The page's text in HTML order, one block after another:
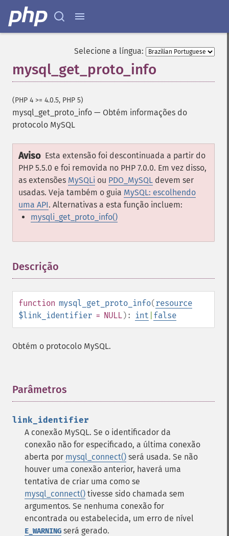
Selecione a língua:
mysql_get_proto_info
(PHP 4 >= 4.0.5, PHP 5)
mysql_get_proto_info — Obtém informações do
protocolo MySQL
Aviso Esta extensão foi descontinuada a partir do
PHP 5.5.0 e foi removida no PHP 7.0.0. Em vez disso,
as extensões MySQLi ou PDO_MySQL devem ser
usadas. Veja também o guia MySQL: escolhendo
uma API. Alternativas a esta função incluem:
mysqli_get_proto_info()
Descrição
function mysql_get_proto_info(resource
$link_identifier = NULL): int false
Obtém o protocolo MySQL.
Parâmetros
link_identifier
A conexão MySQL. Se o identificador da
conexão não for especificado, a última conexão
aberta por mysql_connect() será usada. Se não
houver uma conexão anterior, haverá uma
tentativa de criar uma como se
mysql_connect() tivesse sido chamada sem
argumentos. Se nenhuma conexão for
encontrada ou estabelecida, um erro de nível
E_WARNING será gerado.